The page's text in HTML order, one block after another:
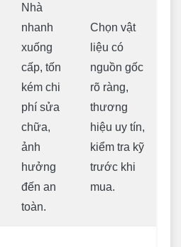
Nhà
nhanh
xuống
cấp, tốn
kém chi
phí sửa
chữa,
ảnh
hưởng
đến an
toàn.
Chọn vật
liệu có
nguồn gốc
rõ ràng,
thương
hiệu uy tín,
kiểm tra kỹ
trước khi
mua.